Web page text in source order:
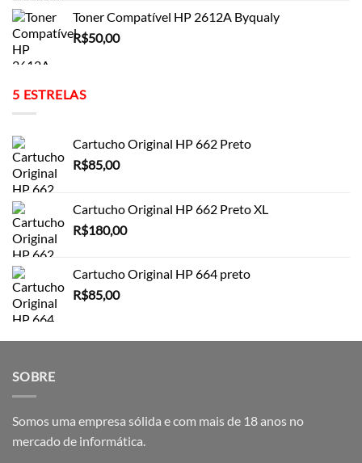
Toner Compatível HP 2612A Byqualy
R$50,00
5 ESTRELAS
Cartucho Original HP 662 Preto
R$85,00
Cartucho Original HP 662 Preto XL
R$180,00
Cartucho Original HP 664 preto
R$85,00
SOBRE
Somos uma empresa sólida e com mais de 18 anos no
mercado de informática.